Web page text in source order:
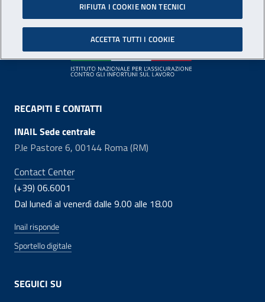
Footer
RECAPITI E CONTATTI
INAIL Sede centrale
P.le Pastore 6, 00144 Roma (RM)
Contact Center
(+39) 06.6001
Dal lunedì al venerdì dalle 9.00 alle 18.00
Inail risponde
Sportello digitale
SEGUICI SU
RIFIUTA I COOKIE NON TECNICI
ACCETTA TUTTI I COOKIE